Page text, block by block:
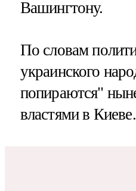
Вашингтону.
По словам
украинского
попираются"
властями в Киеве.